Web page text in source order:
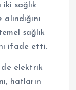
iki sağlık
sağlık
ifade etti.
de elektrik
hatların